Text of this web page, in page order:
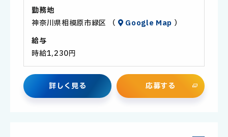
勤務地
神奈川県相模原市緑区 （
Google Map ）
給与
時給1,230円
詳しく見る 応募する